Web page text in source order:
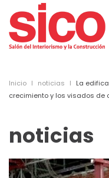
Skip to main
Inicio noticias
La
crecimiento y los visados de
noticias